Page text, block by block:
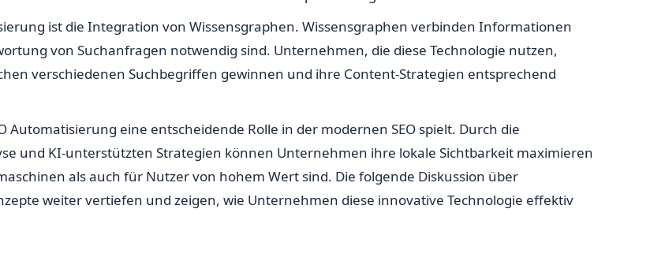
ist die Integration von Wissensgraphen. Wissensgraphen verbinden Informationen
von Suchanfragen notwendig sind. Unternehmen, die diese Technologie nutzen,
verschiedenen Suchbegriffen gewinnen und ihre Content-Strategien entsprechend
Automatisierung eine entscheidende Rolle in der modernen SEO spielt. Durch die
und KI-unterstützten Strategien können Unternehmen ihre lokale Sichtbarkeit maximieren
als auch für Nutzer von hohem Wert sind. Die folgende Diskussion über
weiter vertiefen und zeigen, wie Unternehmen diese innovative Technologie effektiv